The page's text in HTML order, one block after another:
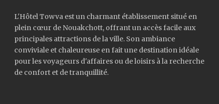
L'Hôtel Towva est un charmant établissement situé en
plein cœur de Nouakchott, offrant un accès facile aux
principales attractions de la ville. Son ambiance
conviviale et chaleureuse en fait une destination idéale
pour les voyageurs d'affaires ou de loisirs à la recherche
de confort et de tranquillité.